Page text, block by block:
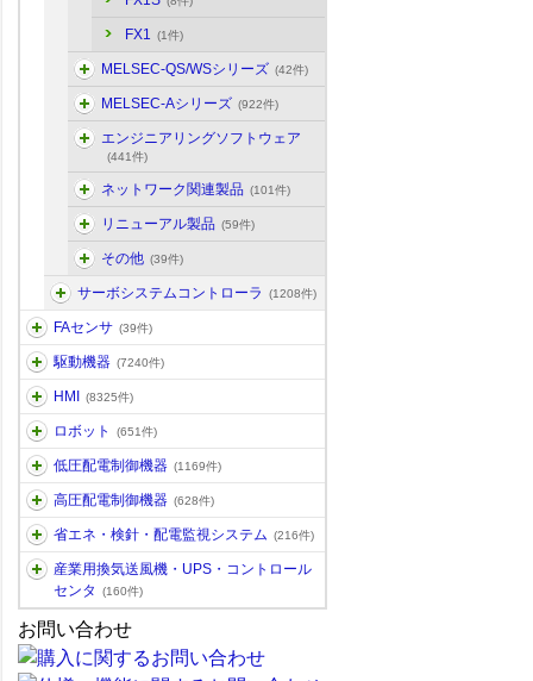
FX1 (1件)
MELSEC-QS/WSシリーズ (42件)
MELSEC-Aシリーズ (922件)
エンジニアリングソフトウェア
(441件)
ネットワーク関連製品 (101件)
リニューアル製品 (59件)
その他 (39件)
サーボシステムコントローラ (1208件)
FAセンサ (39件)
駆動機器 (7240件)
HMI (8325件)
ロボット (651件)
低圧配電制御機器 (1169件)
高圧配電制御機器 (628件)
省エネ・検針・配電監視システム (216件)
産業用換気送風機・UPS・コントロール
センタ
(160件)
お問い合わせ